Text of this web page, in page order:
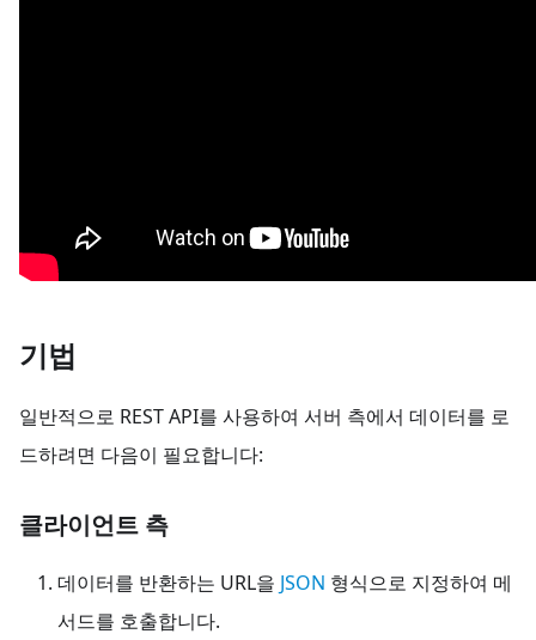
기법
일반적으로 REST API를 사용하여 서버 측에서 데이터를 로
드하려면 다음이 필요합니다:
클라이언트 측
데이터를 반환하는 URL을 JSON 형식으로 지정하여 메
서드를 호출합니다.